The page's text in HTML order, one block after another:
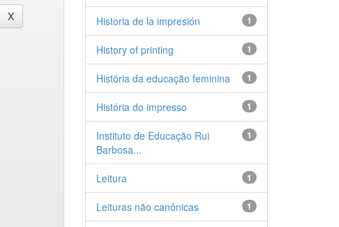
1
Historia de la impresión
1
History of printing
1
História da educação feminina
1
História do impresso
1
Instituto de Educação Rui
Barbosa...
1
Leitura
1
Leituras não canônicas